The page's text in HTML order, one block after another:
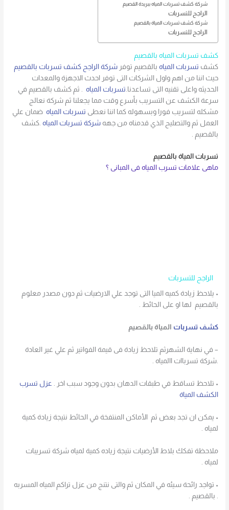
شركة كشف تسربات المياه ببريدة القصيم
الراجح للتسربات
شركة كشف تسربات المياة بالقصيم
الراجح للتسربات
كشف تسربات المياه بالقصيم
كشف تسربات المياه بالقصيم توفر شركة الراجح كشف تسربات بالقصيم
حيث اننا من اهم واول الشركات التى توفر احدث الاجهزة والمعدات
الحديثه واعلى تقنيه التى تساعدنا. تسربات المياه
. ثم كشف بالقصيم في
سرعة الكشف عن التسريب بأسرع وقت مما يجعلنا ثم شركة نعالج
مشكله لتسريب فورا وبسهوله كما اننا نعطى تسربات المياه ضمان علي
العمل ثم والتصليح الذي قدمناه من جههشركة تسربات المياه .كشف
بالقصيم .
تسربات المياة بالقصيم
ماهى علامات تسرب المياه فى المبانى ؟
الراجح للتسربات
• يلاحظ زيادة كميه الميا التى توجد علي الارضيات ثم دون مصدر معلوم
بالقصيم لها او على الحائط .
كشف تسربات المياة بالقصيم
– في نهاية الشهرثم تلاحظ زيادة فى قيمة الفواتير ثم علي غير العادة
.شركة تسرباات االمياه .
• تلاحظ تساقط في طبقات الدهان بدون وجود سبب اخر . عزل تسرب
الكشف المياة
• يمكن ان تجد بعض ثم الأماكن المنتفخة في الحائط نتيجة زيادة كمية
لمياه .
ملاحظة تفكك بلاط الأرضيات نتيجة زياده كمية لمياه شركة تسريبات
لمياه .
• تواجد رائحة سيئه في المكان ثم والتى نتنج من عزل تراكم المياه المسربه
. بالقصيم .